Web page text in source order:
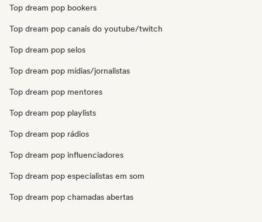
Top dream pop bookers
Top dream pop canais do youtube/twitch
Top dream pop selos
Top dream pop mídias/jornalistas
Top dream pop mentores
Top dream pop playlists
Top dream pop rádios
Top dream pop influenciadores
Top dream pop especialistas em som
Top dream pop chamadas abertas